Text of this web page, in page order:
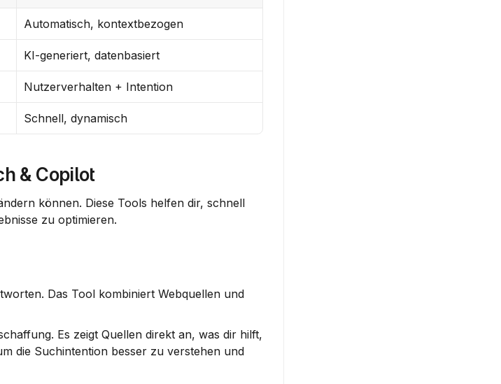
Automatisch, kontextbezogen
KI-generiert, datenbasiert
Nutzerverhalten + Intention
Schnell, dynamisch
& Copilot
können. Diese Tools helfen dir, schnell
zu optimieren.
Das Tool kombiniert Webquellen und
. Es zeigt Quellen direkt an, was dir hilft,
die Suchintention besser zu verstehen und